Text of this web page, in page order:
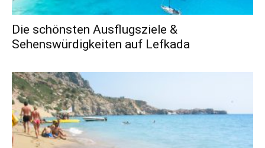
Die schönsten Ausflugsziele &
Sehenswürdigkeiten auf Lefkada